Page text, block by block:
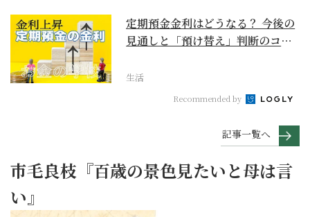
定期預金金利はどうなる？ 今後の
見通しと「預け替え」判断のコツ
生活
Recommended by
記事一覧へ
市毛良枝『百歳の景色見たいと母は言
い』